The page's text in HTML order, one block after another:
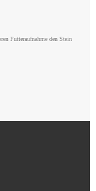
Futteraufnahme den Stein